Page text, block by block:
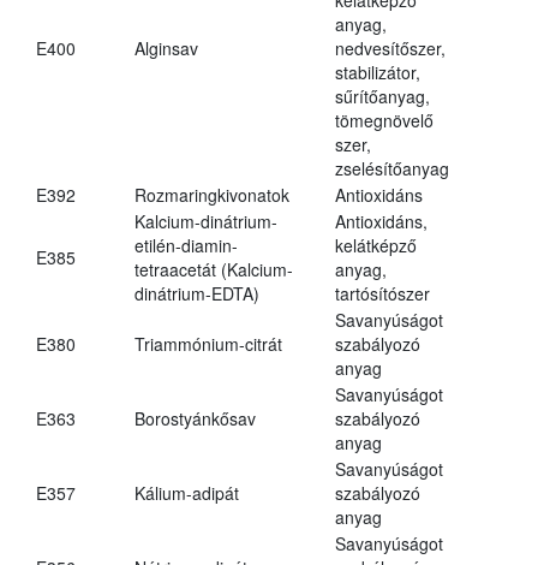
E400 Alginsav
anyag,
nedvesítőszer,
stabilizátor,
sűrítőanyag,
tömegnövelő
szer,
zselésítőanyag
E392
Rozmaringkivonatok Antioxidáns
E385
Kalcium-dinátrium-
etilén-diamin-
tetraacetát (Kalcium-
dinátrium-EDTA)
Antioxidáns,
kelátképző
anyag,
tartósítószer
E380 Triammónium-citrát
Savanyúságot
szabályozó
anyag
E363 Borostyánkősav
Savanyúságot
szabályozó
anyag
E357 Kálium-adipát
Savanyúságot
szabályozó
anyag
Savanyúságot